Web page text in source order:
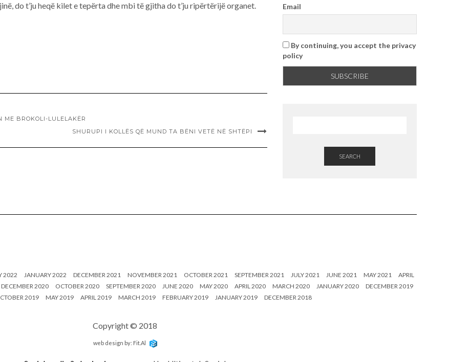
do t’ju heqë kilet e tepërta dhe mbi të gjitha do t’ju ripërtërijë organet.
ME BROKOLI-LULELAKËR
SHURUPI I KOLLËS QË MUND TA BËNI VETË NË SHTËPI
Email
By continuing, you accept the privacy
policy
SEARCH
2022 JANUARY 2022 DECEMBER 2021 NOVEMBER 2021 OCTOBER 2021 SEPTEMBER 2021 JULY 2021 JUNE 2021 MAY 2021
APRIL
DECEMBER 2020 OCTOBER 2020 SEPTEMBER 2020 JUNE 2020 MAY 2020 APRIL 2020 MARCH 2020 JANUARY 2020
DECEMBER 2019
2019 MAY 2019 APRIL 2019 MARCH 2019 FEBRUARY 2019 JANUARY 2019 DECEMBER 2018
Copyright © 2018
web design by: Fit.Al